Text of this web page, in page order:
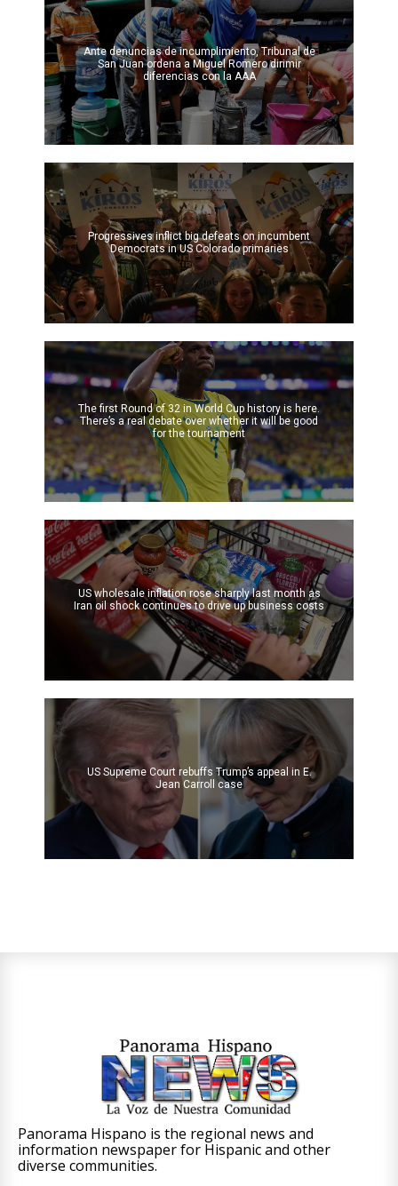
Ante denuncias de incumplimiento, Tribunal de
San Juan ordena a Miguel Romero dirimir
diferencias con la AAA
Progressives inflict big defeats on incumbent
Democrats in US Colorado primaries
The first Round of 32 in World Cup history is here.
There’s a real debate over whether it will be good
for the tournament
US wholesale inflation rose sharply last month as
Iran oil shock continues to drive up business costs
US Supreme Court rebuffs Trump’s appeal in E.
Jean Carroll case
Panorama Hispano is the regional news and
information newspaper for Hispanic and other
diverse communities.